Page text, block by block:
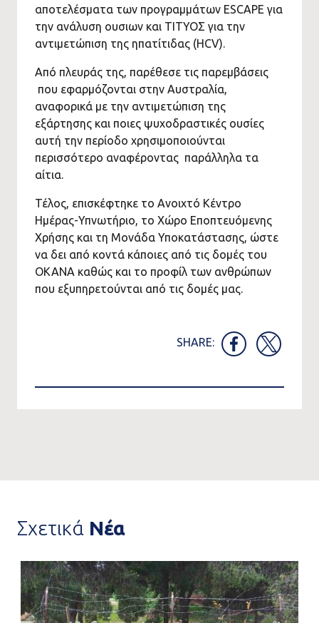
αποτελέσματα των προγραμμάτων ESCAPE για
την ανάλυση ουσιων και ΤΙΤΥΟΣ για την
αντιμετώπιση της ηπατίτιδας (HCV).
Από πλευράς της, παρέθεσε τις παρεμβάσεις
που εφαρμόζονται στην Αυστραλία,
αναφορικά με την αντιμετώπιση της
εξάρτησης και ποιες ψυχοδραστικές ουσίες
αυτή την περίοδο χρησιμοποιούνται
περισσότερο αναφέροντας παράλληλα τα
αίτια.
Τέλος, επισκέφτηκε το Ανοιχτό Κέντρο
Ημέρας-Υπνωτήριο, το Χώρο Εποπτευόμενης
Χρήσης και τη Μονάδα Υποκατάστασης, ώστε
να δει από κοντά κάποιες από τις δομές του
ΟΚΑΝΑ καθώς και το προφίλ των ανθρώπων
που εξυπηρετούνται από τις δομές μας.
SHARE:
Σχετικά Νέα